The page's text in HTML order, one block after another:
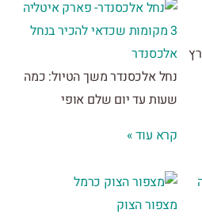
3 מקומות שכדאי להכיר בנחל
אלכסנדר
נחל אלכסנדר משך הטיול: כמה
שעות עד יום שלם אופי
קרא עוד »
מצפור הצוק